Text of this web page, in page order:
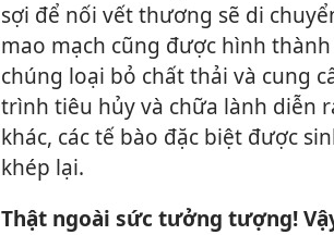
sợi để nối vết thương sẽ di
mao mạch cũng được hình
chúng loại bỏ chất thải và cung
trình tiêu hủy và chữa lành diễn
khác, các tế bào đặc biệt được
khép lại.
Thật ngoài sức tưởng tượng!